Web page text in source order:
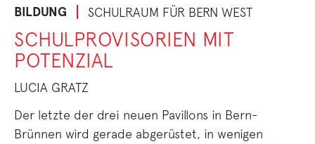
BILDUNG SCHULRAUM FÜR BERN WEST
SCHULPROVISORIEN MIT
POTENZIAL
LUCIA GRATZ
Der letzte der drei neuen Pavillons in Bern-
Brünnen wird gerade abgerüstet, in wenigen